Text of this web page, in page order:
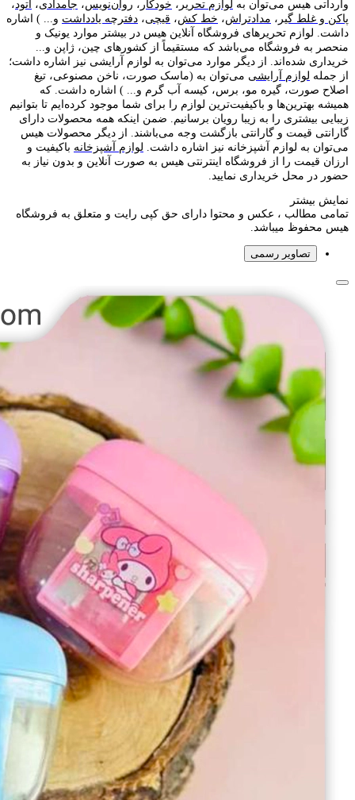
وارداتی هیس می‌توان به لوازم تحریر ، خودکار ، روان‌نویس، جامدادی، اتود ،
پاکن و غلط گیر ، مدادتراش، خط کش، قیچی، دفترچه یادداشت و... ) اشاره
داشت. لوازم تحریر‌های فروشگاه آنلاین هیس در بیشتر موارد یونیک و
منحصر به فروشگاه می‌باشد که مستقیماً از کشور‌های چین، ژاپن و...
خریداری شده‌اند. از دیگر موارد می‌توان به لوازم آرایشی نیز اشاره داشت؛
از جمله لوازم آرایشی می‌توان به (ماسک صورت، ناخن مصنوعی، تیغ
اصلاح صورت، گیره مو، برس، کیسه آب گرم و... ) اشاره داشت. که
همیشه بهترین‌ها و باکیفیت‌ترین لوازم را برای شما موجود کرده‌ایم تا بتوانیم
زیبایی بیشتری را به زیبا رویان برسانیم. ضمن اینکه همه محصولات دارای
گارانتی قیمت و گارانتی بازگشت وجه می‌باشند. از دیگر محصولات هیس
می‌توان به لوازم آشپزخانه نیز اشاره داشت. لوازم آشپزخانه باکیفیت و
ارزان قیمت را از فروشگاه اینترنتی هیس به صورت آنلاین و بدون نیاز به
حضور در محل خریداری نمایید.
نمایش بیشتر
تمامی مطالب ، عکس و محتوا دارای حق کپی رایت و متعلق به فروشگاه
هیس محفوظ میباشد.
تصاویر رسمی